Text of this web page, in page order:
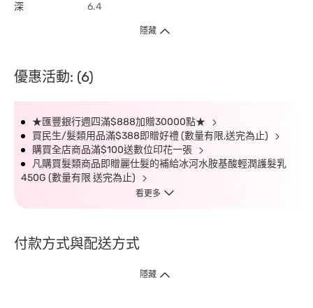
深 6.4
隱藏
優惠活動: (6)
★匯豐銀行週四滿$888加贈30000點★
買民生/髮類用品滿$388即贈好禮 (數量有限,送完為止)
購買全店商品滿$100送數位印花一張
凡購買髮類商品即贈麗仕髮的補給冰河水胺基酸輕潤護髮乳
450G (數量有限 送完為止)
看更多
付款方式與配送方式
隱藏